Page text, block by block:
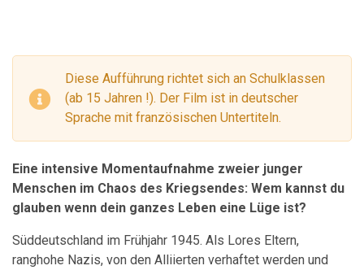
Diese Aufführung richtet sich an Schulklassen
(ab 15 Jahren !). Der Film ist in deutscher
Sprache mit französischen Untertiteln.
Eine intensive Momentaufnahme zweier junger
Menschen im Chaos des Kriegsendes: Wem kannst du
glauben wenn dein ganzes Leben eine Lüge ist?
Süddeutschland im Frühjahr 1945. Als Lores Eltern,
ranghohe Nazis, von den Alliierten verhaftet werden und